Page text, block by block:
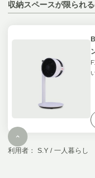
収納スペースが限られ
利用者： S.Y / 一人暮らし